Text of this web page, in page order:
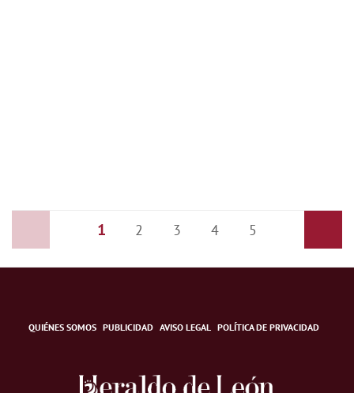
1 2 3 4 5
QUIÉNES SOMOS PUBLICIDAD AVISO LEGAL POLÍTICA DE PRIVACIDAD